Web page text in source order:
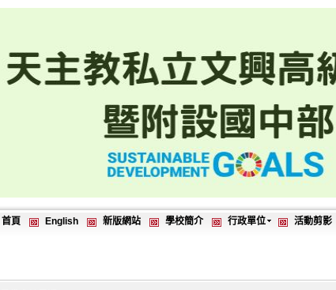
首頁 English 新版網站 學校簡介 行政單位 活動剪影